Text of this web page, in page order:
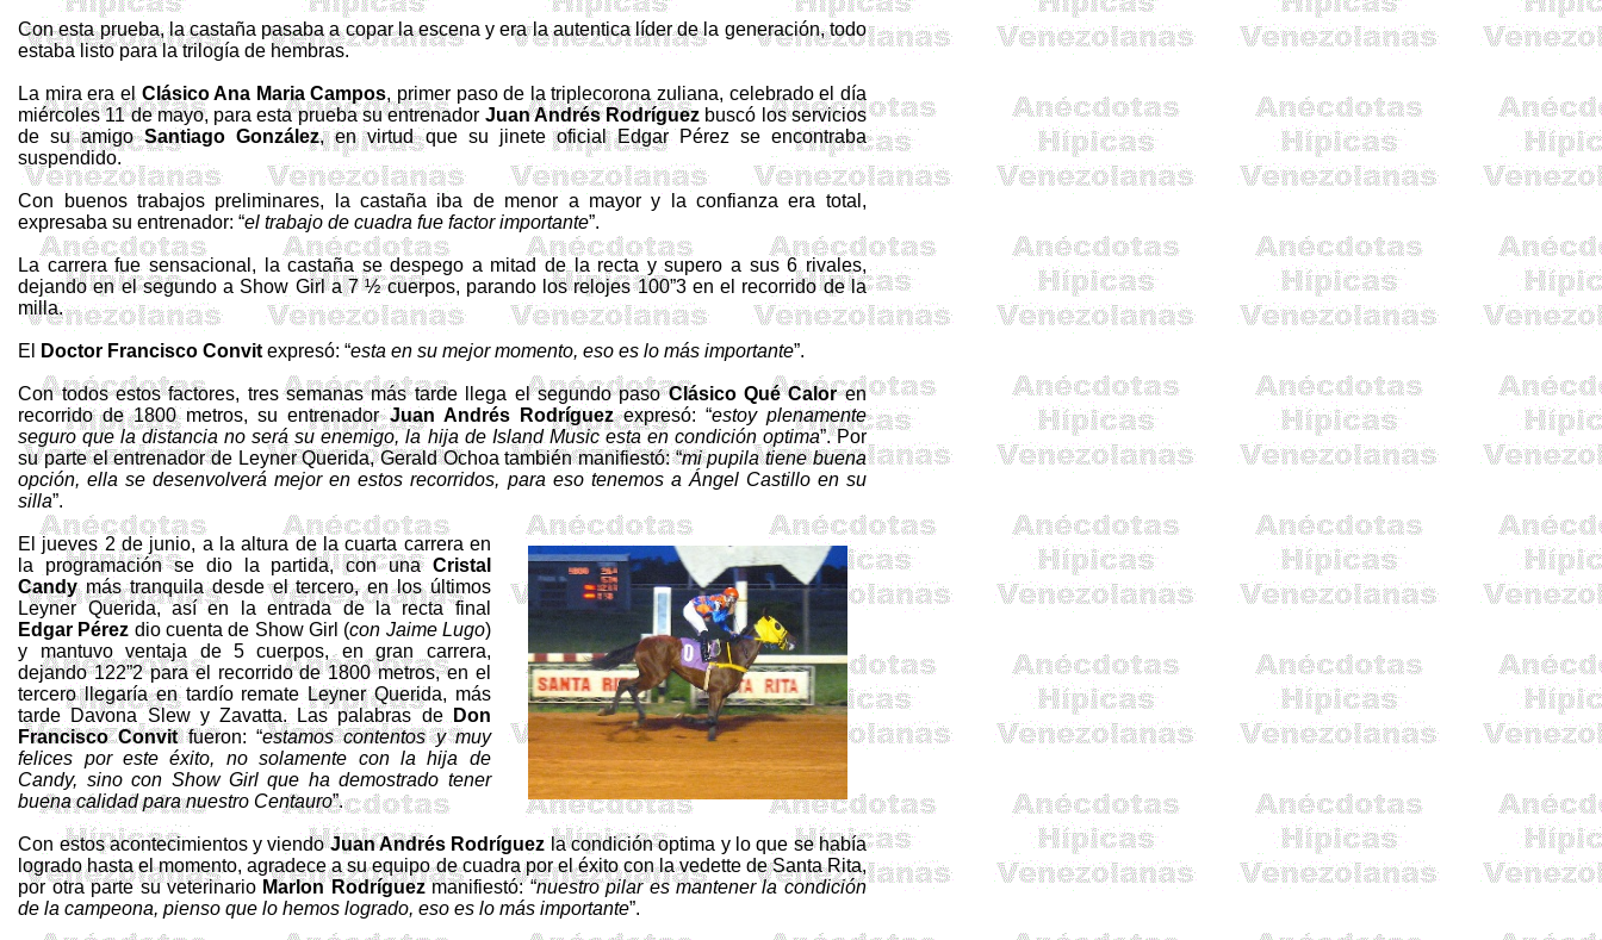
Con esta prueba, la castaña pasaba a copar la escena y era la autentica líder de la generación, todo
estaba listo para la trilogía de hembras.
La mira era el Clásico Ana Maria Campos, primer paso de latriplecoronazuliana, celebrado el día
miércoles 11 de mayo, para esta prueba su entrenador Juan Andrés Rodríguez buscó los servicios
de su amigoSantiago González, en virtud que su jinete oficial Edgar Pérez se encontraba
suspendido.
Con buenos trabajos preliminares, lacastaña iba de menor a mayor y laconfianza era total,
expresaba su entrenador: “eltrabajo decuadra fue factorimportante”.
La carrera fue sensacional, la castaña se despego a mitad de la recta y supero a sus 6 rivales,
dejando en el segundo a Show Girla 7 ½ cuerpos, parando los relojes 100”3 en el recorrido de la
milla.
El Doctor FranciscoConvit expresó: “esta en su mejor momento, eso es lo más importante”.
Con todos estos factores, tres semanas más tarde llega el segundo pasoClásico Qué Caloren
recorrido de1800 metros, su entrenadorJuan Andrés Rodríguezexpresó: “estoy plenamente
seguro que la distancia no será su enemigo, la hija de IslandMusic esta en condición optima”. Por
su parte el entrenador de LeynerQuerida,GeraldOchoa también manifiestó: “mi pupila tiene buena
opción, ella se desenvolverá mejor en estos recorridos, para eso tenemos a Ángel Castillo en su
silla”.
El jueves 2 de junio, a la altura de la cuarta carrera en
la programación se dio la partida, con unaCristal
Candymás tranquila desde el tercero, en los últimos
LeynerQuerida, así en la entrada de la recta final
Edgar Pérez dio cuenta de Show Girl (con Jaime Lugo)
y mantuvo ventaja de 5 cuerpos, en gran carrera,
dejando 122”2 para el recorrido de1800 metros, en el
tercero llegaría en tardío remate LeynerQuerida, más
tardeDavona Slewy Zavatta. Las palabras de
Don
FranciscoConvitfueron: “estamos contentos y muy
felices por este éxito, no solamente con la hija de
Candy, sino con Show Girl que ha demostrado tener
buena calidad para nuestro Centauro”.
Conestos acontecimientosyviendo Juan Andrés Rodríguezlacondiciónoptima y loquesehabía
logrado hastaelmomento,agradeceasu equipodecuadra poreléxitocon lavedettede Santa Rita,
por otrapartesu veterinario MarlonRodríguez manifiestó: “nuestro pilar es mantenerlacondición
de lacampeona,pienso que lohemos logrado,eso es lomás importante”.